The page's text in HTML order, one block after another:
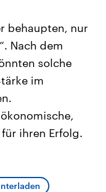
USA
Beiträge,
und
die Vereinigten
mächtigsten Ländern
mit großem Einfluss auf
behaupten, nur
Nach dem
solche
im
ihren Erfolg.